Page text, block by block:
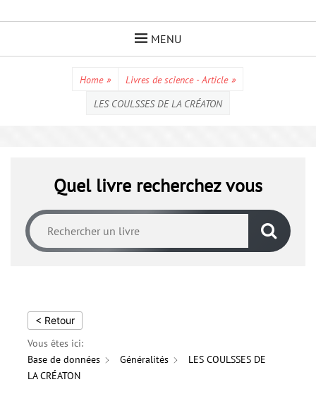
MENU
Home » Livres de science - Article »
LES COULSSES DE LA CRÉATON
Quel livre recherchez vous
< Retour
Vous êtes ici:
Base de données
Généralités
LES COULSSES DE
LA CRÉATON